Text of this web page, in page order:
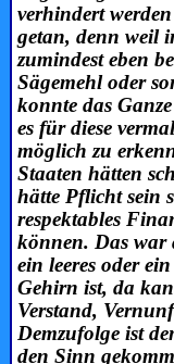
verhindert
getan, denn weil
zumindest eben
Sägemehl oder
konnte das
es für diese
möglich zu
Staaten hätten
hätte Pflicht sein
respektables
können. Das
ein leeres oder
Gehirn ist, da
Verstand,
Demzufolge ist
den Sinn